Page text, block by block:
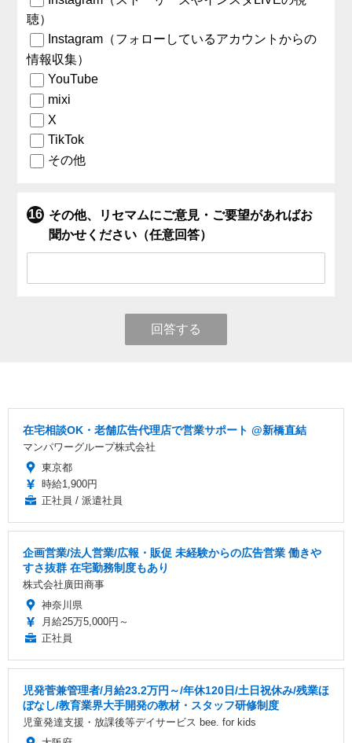
聴）
Instagram（フォローしているアカウントからの
情報収集）
YouTube
mixi
X
TikTok
その他
その他、リセマムにご意見・ご要望があればお
聞かせください（任意回答）
回答する
在宅相談OK・老舗広告代理店で営業サポート @新橋直結
マンパワーグループ株式会社
東京都
時給1,900円
正社員 / 派遣社員
企画営業/法人営業/広報・販促 未経験からの広告営業 働きや
すさ抜群 在宅勤務制度もあり
株式会社廣田商事
神奈川県
月給25万5,000円～
正社員
児発菅兼管理者/月給23.2万円～/年休120日/土日祝休み/残業ほ
ぼなし/教育業界大手開発の教材・スタッフ研修制度
児童発達支援・放課後等デイサービス bee. for kids